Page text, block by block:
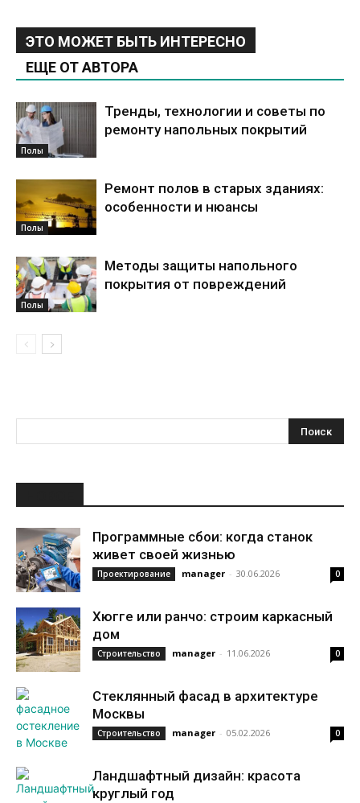
ЭТО МОЖЕТ БЫТЬ ИНТЕРЕСНО
ЕЩЕ ОТ АВТОРА
Полы
Тренды, технологии и советы по
ремонту напольных покрытий
Полы
Ремонт полов в старых зданиях:
особенности и нюансы
Полы
Методы защиты напольного
покрытия от повреждений
Программные сбои: когда станок
живет своей жизнью
Проектирование manager - 30.06.2026 0
Хюгге или ранчо: строим каркасный
дом
Строительство manager - 11.06.2026 0
Стеклянный фасад в архитектуре
Москвы
Строительство manager - 05.02.2026 0
Ландшафтный дизайн: красота
круглый год